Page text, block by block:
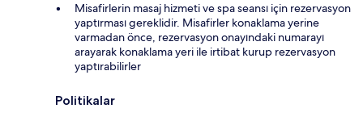
Misafirlerin masaj hizmeti ve spa seansı için rezervasyon
yaptırması gereklidir. Misafirler konaklama yerine
varmadan önce, rezervasyon onayındaki numarayı
arayarak konaklama yeri ile irtibat kurup rezervasyon
yaptırabilirler
Politikalar